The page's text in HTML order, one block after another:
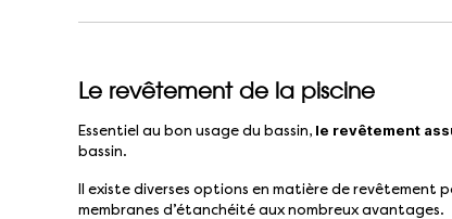
Le revêtement de la piscine
Essentiel au bon usage du bassin, le revêtement
bassin.
Il existe diverses options en matière de revêtement
membranes d’étanchéité aux nombreux avantages.